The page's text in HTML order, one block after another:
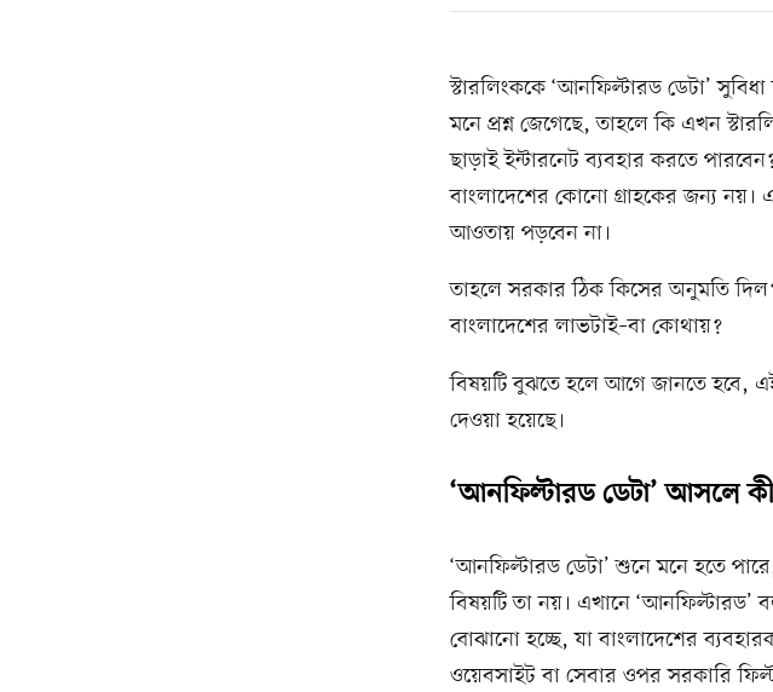
স্টারলিংককে ‘আনফিল্টারড ডেটা’
মনে প্রশ্ন জেগেছে, তাহলে কি এখন
ছাড়াই ইন্টারনেট ব্যবহার করতে
বাংলাদেশের কোনো গ্রাহকের জন্য নয়।
আওতায় পড়বেন না।
তাহলে সরকার ঠিক কিসের অনুমতি
বাংলাদেশের লাভটাই–বা কোথায়?
বিষয়টি বুঝতে হলে আগে জানতে হবে,
দেওয়া হয়েছে।
‘আনফিল্টারড ডেটা’ আসলে কী
‘আনফিল্টারড ডেটা’ শুনে মনে হতে
বিষয়টি তা নয়। এখানে ‘আনফিল্টারড’
বোঝানো হচ্ছে, যা বাংলাদেশের
ওয়েবসাইট বা সেবার ওপর সরকারি